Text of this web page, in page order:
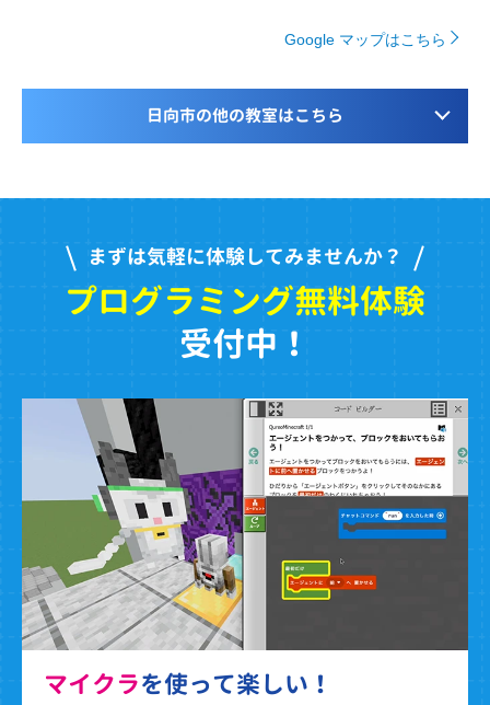
Google マップはこちら
日向市の他の教室はこちら
まずは気軽に体験してみませんか？
プログラミング無料体験
受付中！
マイクラを使って楽しい！